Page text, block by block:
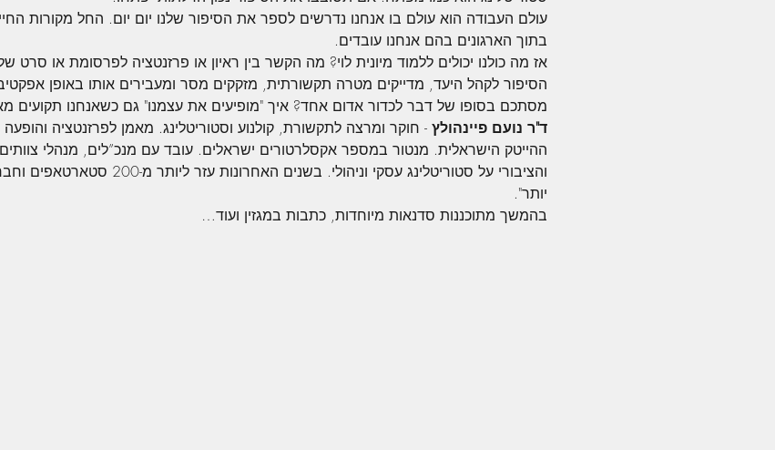
עולם העבודה הוא עולם בו אנחנו נדרשים לספר את הסיפור שלנו יום יום. החל מקורות
בתוך הארגונים בהם אנחנו עובדים.
אז מה כולנו יכולים ללמוד מיונית לוי? מה הקשר בין ראיון או פרזנטציה לפרסומת או סרט
הסיפור לקהל היעד, מדייקים מטרה תקשורתית, מזקקים מסר ומעבירים אותו באופן
מסתכם בסופו של דבר לכדור אדום אחד? איך "מופיעים את עצמנו" גם כשאנחנו תקועים
ד"ר נועם פיינהולץ - חוקר ומרצה לתקשורת, קולנוע וסטוריטלינג. מאמן לפרזנטציה
ההייטק הישראלית. מנטור במספר אקסלרטורים ישראלים. עובד עם מנכ”לים, מנהלי
והציבורי על סטוריטלינג עסקי
יותר".
בהמשך מתוכננות סדנאות מיוחדות, כתבות במגזין ועוד…